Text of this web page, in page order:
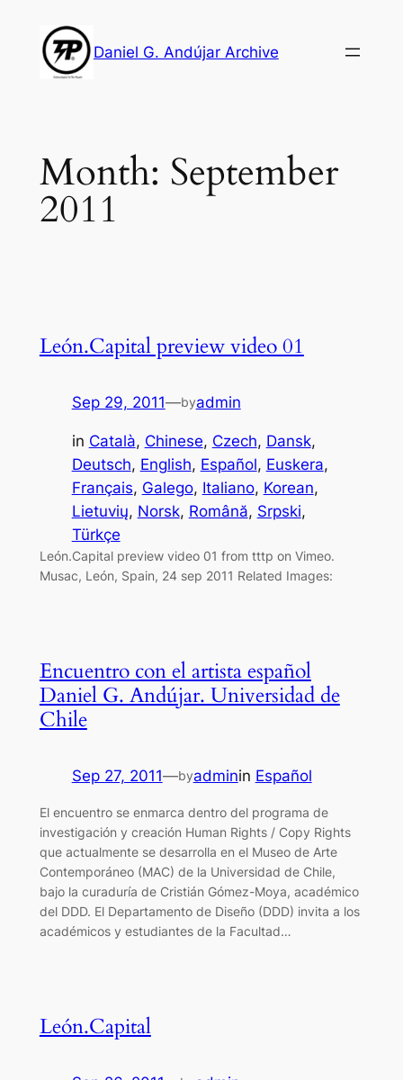
content
Daniel G. Andújar Archive
Month: September
2011
León.Capital preview video 01
Sep 29, 2011—byadmin
in Català, Chinese, Czech, Dansk
Deutsch, English, Español, Euskera
Français, Galego, Italiano, Korean
Lietuvių, Norsk, Română, Srpski
Türkçe
León.Capital preview video 01 from tttp on Vimeo.
Musac, León, Spain, 24 sep 2011 Related Images:
Encuentro con el artista español
Daniel G. Andújar. Universidad de
Chile
Sep 27, 2011—byadminin Español
El encuentro se enmarca dentro del programa de
investigación y creación Human Rights / Copy Rights
que actualmente se desarrolla en el Museo de Arte
Contemporáneo (MAC) de la Universidad de Chile,
bajo la curaduría de Cristián Gómez-Moya, académico
del DDD. El Departamento de Diseño (DDD) invita a los
académicos y estudiantes de la Facultad…
León.Capital